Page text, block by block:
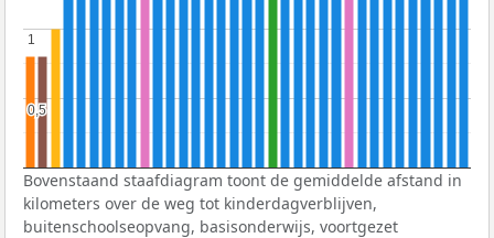
0,5
0,5
1
1
Bovenstaand staafdiagram toont de gemiddelde afstand in
kilometers over de weg tot kinderdagverblijven,
buitenschoolseopvang, basisonderwijs, voortgezet